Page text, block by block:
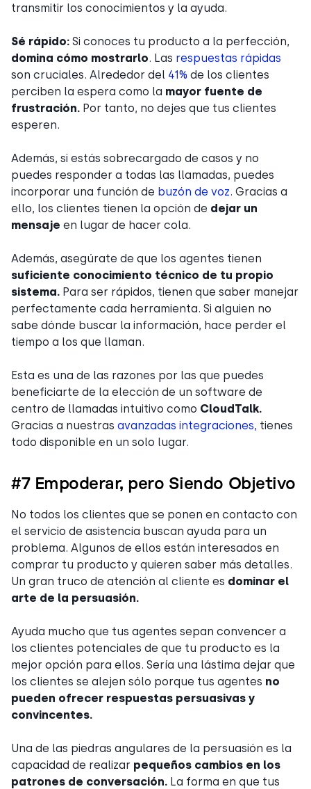
transmitir los conocimientos y la ayuda.
Sé rápido: Si conoces tu producto a la perfección,
domina cómo mostrarlo. Las respuestas rápidas
son cruciales. Alrededor del 41% de los clientes
perciben la espera como la mayor fuente de
frustración. Por tanto, no dejes que tus clientes
esperen.
Además, si estás sobrecargado de casos y no
puedes responder a todas las llamadas, puedes
incorporar una función de buzón de voz. Gracias a
ello, los clientes tienen la opción de dejar un
mensaje en lugar de hacer cola.
Además, asegúrate de que los agentes tienen
suficiente conocimiento técnico de tu propio
sistema. Para ser rápidos, tienen que saber manejar
perfectamente cada herramienta. Si alguien no
sabe dónde buscar la información, hace perder el
tiempo a los que llaman.
Esta es una de las razones por las que puedes
beneficiarte de la elección de un software de
centro de llamadas intuitivo como CloudTalk.
Gracias a nuestras avanzadas integraciones, tienes
todo disponible en un solo lugar.
#7 Empoderar, pero Siendo Objetivo
No todos los clientes que se ponen en contacto con
el servicio de asistencia buscan ayuda para un
problema. Algunos de ellos están interesados en
comprar tu producto y quieren saber más detalles.
Un gran truco de atención al cliente es dominar el
arte de la persuasión.
Ayuda mucho que tus agentes sepan convencer a
los clientes potenciales de que tu producto es la
mejor opción para ellos. Sería una lástima dejar que
los clientes se alejen sólo porque tus agentes no
pueden ofrecer respuestas persuasivas y
convincentes.
Una de las piedras angulares de la persuasión es la
capacidad de realizar pequeños cambios en los
patrones de conversación. La forma en que tus